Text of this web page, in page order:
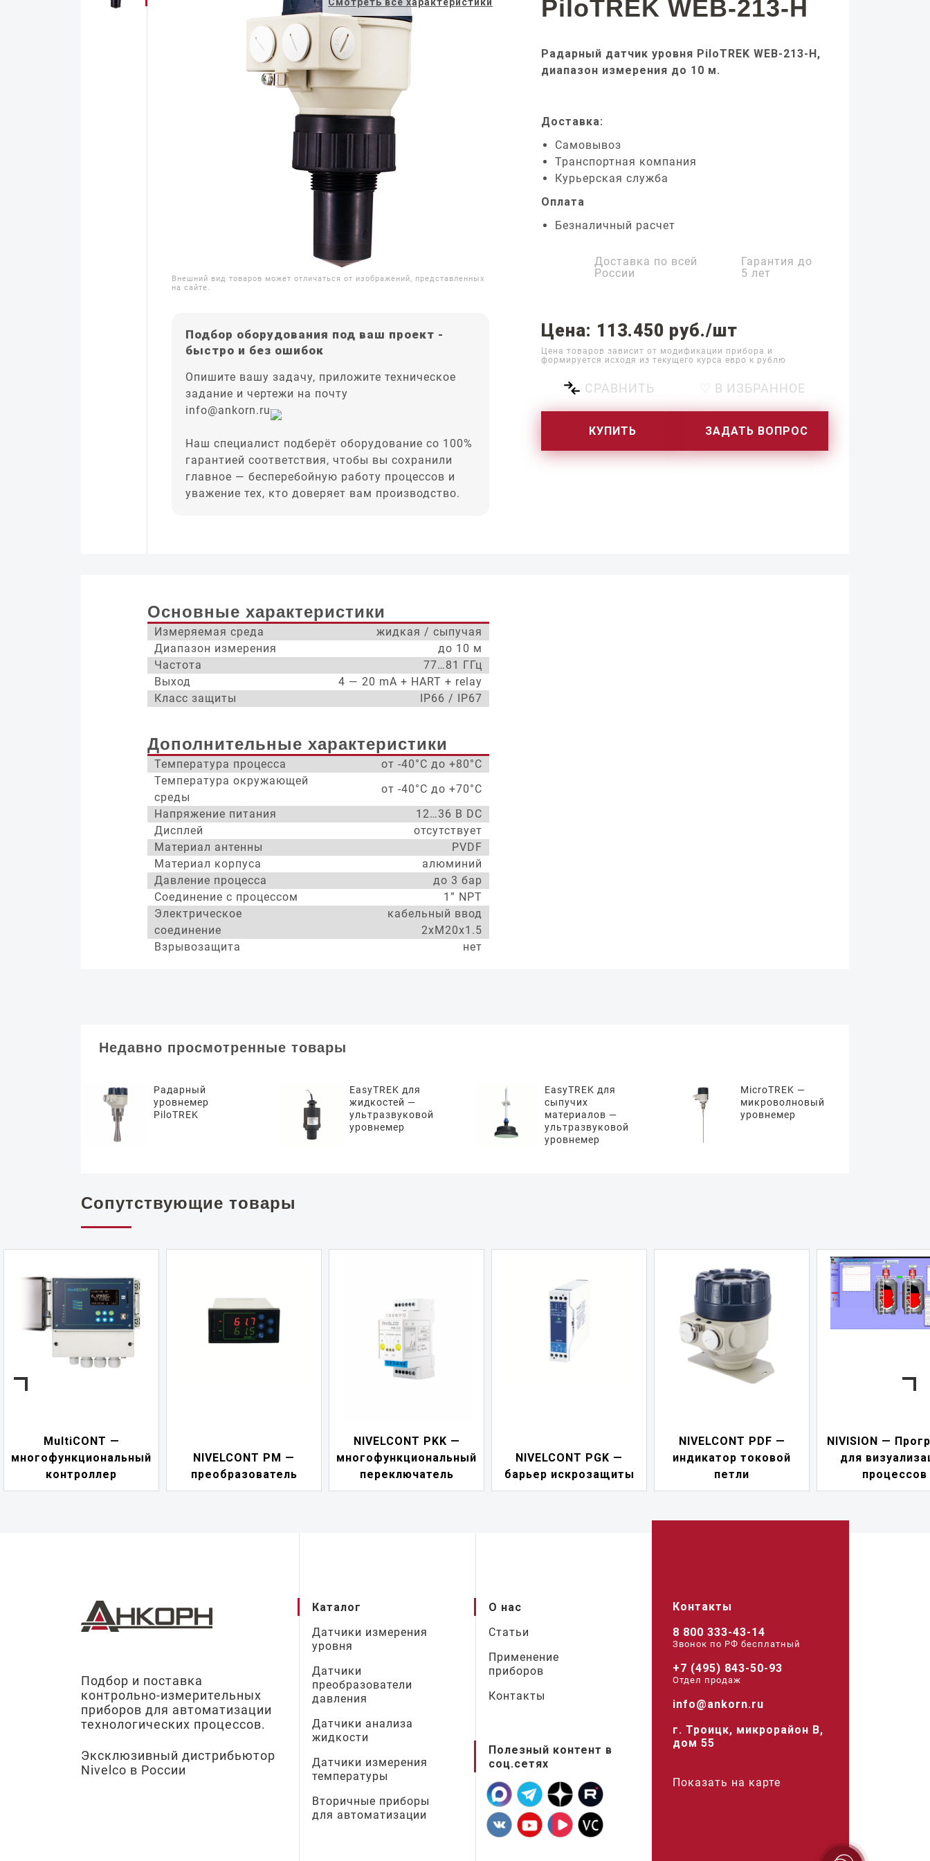
Внешний вид товаров может отличаться от изображений, представленных
на сайте.
Подбор оборудования под ваш проект -
быстро и без ошибок
Опишите вашу задачу, приложите техническое
задание и чертежи на почту
info@ankorn.ru
Наш специалист подберёт оборудование со 100%
гарантией соответствия, чтобы вы сохранили
главное — бесперебойную работу процессов и
уважение тех, кто доверяет вам производство.
PiloTREK WEB-213-H
Радарный датчик уровня PiloTREK WEB-213-H,
диапазон измерения до 10 м.
Доставка:
Самовывоз
Транспортная компания
Курьерская служба
Оплата
Безналичный расчет
Доставка по всей
России
Гарантия до
5 лет
Цена: 113.450 руб./шт
Цена товаров зависит от модификации прибора и
формируется исходя из текущего курса евро к рублю
СРАВНИТЬ ♡ В ИЗБРАННОЕ
КУПИТЬ ЗАДАТЬ ВОПРОС
Основные характеристики
Измеряемая среда
жидкая / сыпучая
Диапазон измерения
до 10 м
Частота
77…81 ГГц
Выход
4 — 20 mA + HART + relay
Класс защиты
IP66 / IP67
Дополнительные характеристики
Температура процесса
от -40°С до +80°С
Температура окружающей
среды
от -40°С до +70°С
Напряжение питания
12…36 В DC
Дисплей
отсутствует
Материал антенны
PVDF
Материал корпуса
алюминий
Давление процесса
до 3 бар
Соединение с процессом
1” NPT
Электрическое
соединение
кабельный ввод
2xM20x1.5
Взрывозащита
нет
Недавно просмотренные товары
Радарный
уровнемер
PiloTREK
EasyTREK для
жидкостей —
ультразвуковой
уровнемер
EasyTREK для
сыпучих
материалов —
ультразвуковой
уровнемер
MicroTREK —
микроволновый
уровнемер
Сопутствующие товары
NIVELCONT PM —
преобразователь
многофункциональный
переключатель
NIVELCONT PGK —
барьер искрозащиты
индикатор токовой
петли
NIVISION — Программа
для визуализации
процессов
Подбор и поставка
контрольно-измерительных
приборов для автоматизации
технологических процессов.
Эксклюзивный дистрибьютор
Nivelco в России
Каталог
Датчики измерения
уровня
Датчики
преобразователи
давления
Датчики анализа
жидкости
Датчики измерения
температуры
Вторичные приборы
для автоматизации
О нас
Статьи
Применение
приборов
Контакты
Полезный контент в
соц.сетях
Контакты
8 800 333-43-14
Звонок по РФ беcплатный
+7 (495) 843-50-93
Отдел продаж
info@ankorn.ru
г. Троицк, микрорайон В,
дом 55
Показать на карте